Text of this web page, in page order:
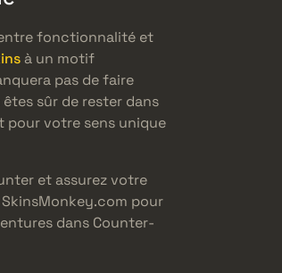
fonctionnalité et
à un motif
pas de faire
sûr de rester dans
pour votre sens unique
et assurez votre
pour
dans Counter-